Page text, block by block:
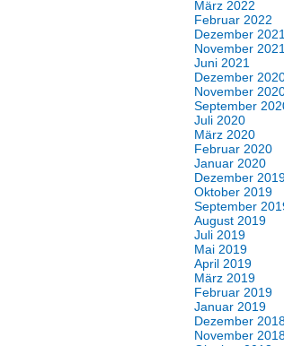
März 2022
Februar 2022
Dezember
November
Juni 2021
Dezember
November
September
Juli 2020
März 2020
Februar 2020
Januar 2020
Dezember
Oktober 2019
September
August 2019
Juli 2019
Mai 2019
April 2019
März 2019
Februar 2019
Januar 2019
Dezember
November